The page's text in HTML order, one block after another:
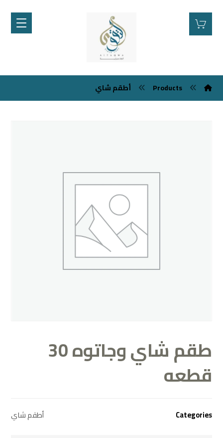
Products أطقم شاي
طقم شاي وجاتوه 30
قطعه
Categories أطقم شاي